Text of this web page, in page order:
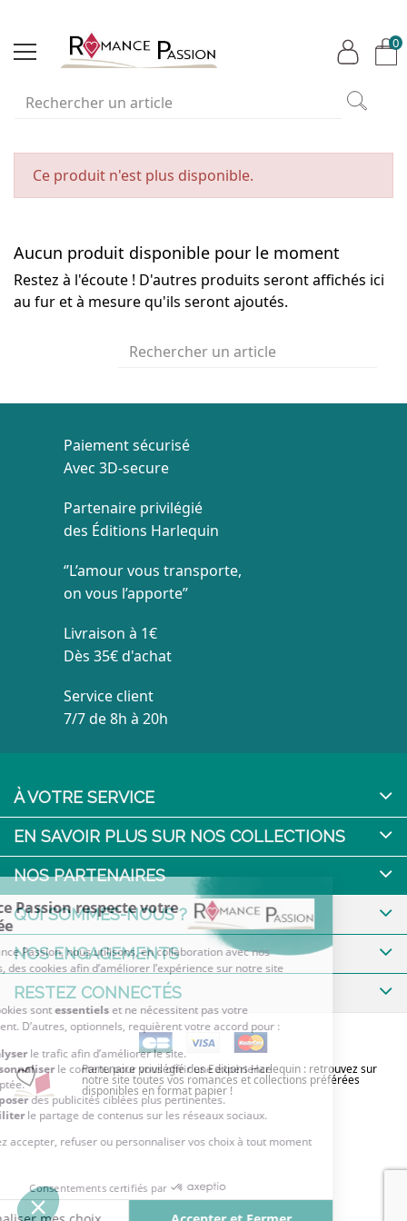
0
Ce produit n'est plus disponible.
Aucun produit disponible pour le moment
Restez à l'écoute ! D'autres produits seront affichés ici
au fur et à mesure qu'ils seront ajoutés.
Paiement sécurisé
Avec 3D-secure
Partenaire privilégié
des Éditions Harlequin
‘’L’amour vous transporte,
on vous l’apporte’’
Livraison à 1€
Dès 35€ d'achat
Service client
7/7 de 8h à 20h
À VOTRE SERVICE
EN SAVOIR PLUS SUR NOS COLLECTIONS
NOS PARTENAIRES
QUI SOMMES-NOUS ?
NOS ENGAGEMENTS
RESTEZ CONNECTÉS
Partenaire privilégié des Editions Harlequin : retrouvez sur
notre site toutes vos romances et collections préférées
disponibles en format papier !